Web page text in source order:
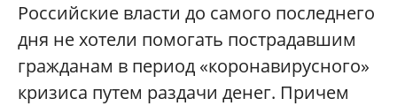
Российские власти до самого последнего
дня не хотели помогать пострадавшим
гражданам в период «коронавирусного»
кризиса путем раздачи денег. Причем